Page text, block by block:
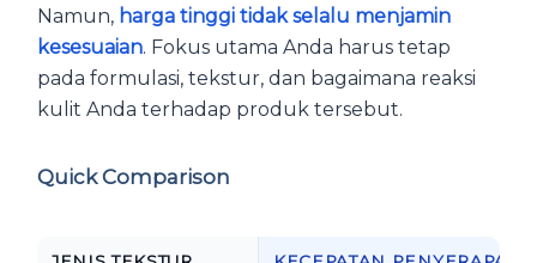
Namun, harga tinggi tidak selalu menjamin
kesesuaian. Fokus utama Anda harus tetap
pada formulasi, tekstur, dan bagaimana reaksi
kulit Anda terhadap produk tersebut.
Quick Comparison